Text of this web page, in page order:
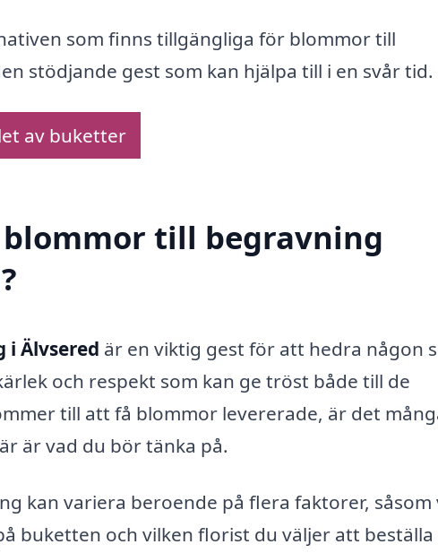
som finns tillgängliga för blommor till
stödjande gest som kan hjälpa till i en svår tid.
av buketter
till begravning
Älvsered är en viktig gest för att hedra någon
och respekt som kan ge tröst både till de
till att få blommor levererade, är det
är vad du bör tänka på.
kan variera beroende på flera faktorer, såsom
buketten och vilken florist du väljer att